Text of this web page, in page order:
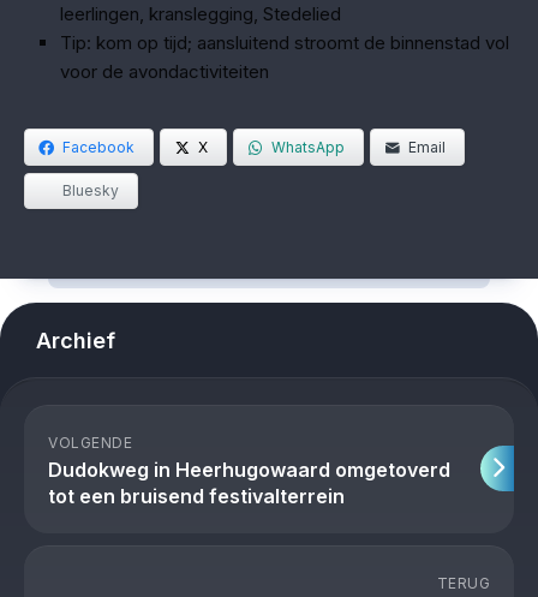
leerlingen, kranslegging, Stedelied
Tip: kom op tijd; aansluitend stroomt de binnenstad vol
voor de avondactiviteiten
Facebook X WhatsApp Email
Bluesky
Archief
VOLGENDE
Dudokweg in Heerhugowaard omgetoverd
tot een bruisend festivalterrein
TERUG